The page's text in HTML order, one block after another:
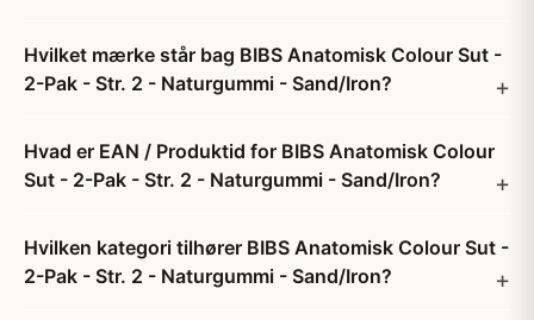
Hvilket mærke står bag BIBS Anatomisk Colour Sut -
2-Pak - Str. 2 - Naturgummi - Sand/Iron?
Hvad er EAN / Produktid for BIBS Anatomisk Colour
Sut - 2-Pak - Str. 2 - Naturgummi - Sand/Iron?
Hvilken kategori tilhører BIBS Anatomisk Colour Sut -
2-Pak - Str. 2 - Naturgummi - Sand/Iron?